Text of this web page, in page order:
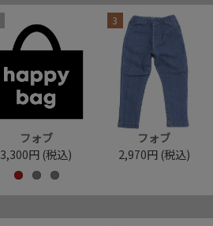
フォブ
3,300円 (税込)
3
フォブ
2,970円 (税込)